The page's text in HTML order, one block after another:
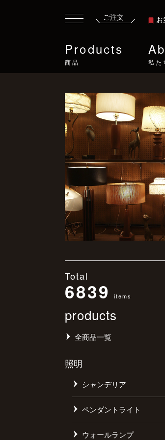
ご注文 お
Products
商品 私た
Total
6839 items
products
全商品一覧
照明
シャンデリア
ペンダントライト
ウォールランプ